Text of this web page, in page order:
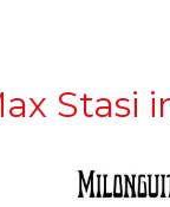
Stasi